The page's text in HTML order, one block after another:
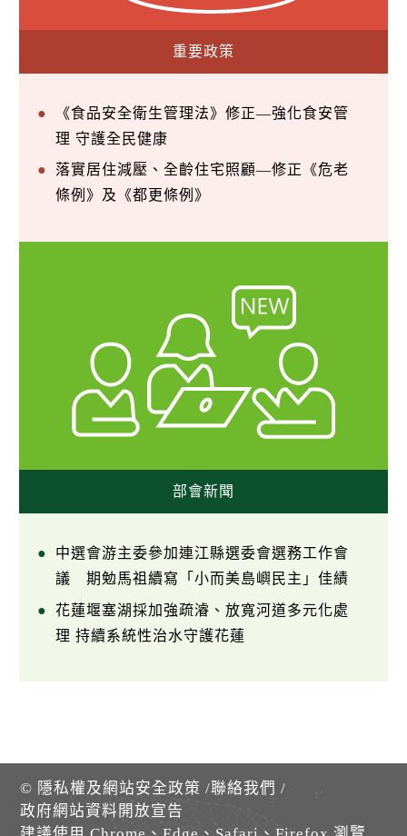
重要政策
《食品安全衛生管理法》修正—強化食安管
理 守護全民健康
落實居住減壓、全齡住宅照顧—修正《危老
條例》及《都更條例》
部會新聞
中選會游主委參加連江縣選委會選務工作會
議 期勉馬祖續寫「小而美島嶼民主」佳績
花蓮堰塞湖採加強疏濬、放寬河道多元化處
理 持續系統性治水守護花蓮
© 隱私權及網站安全政策 /聯絡我們 /
政府網站資料開放宣告